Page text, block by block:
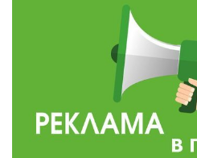
Обмежено
вмотивований: Як
артилерії
490 пацієнтів та 15
«Альянс
підсумки роботи
області